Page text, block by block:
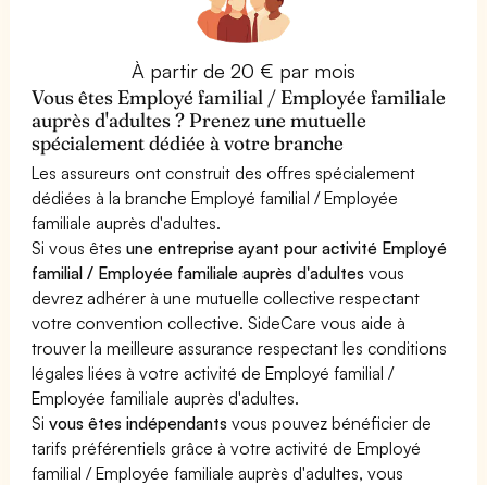
À partir de 20 € par mois
Vous êtes Employé familial / Employée familiale
auprès d'adultes ? Prenez une mutuelle
spécialement dédiée à votre branche
Les assureurs ont construit des offres spécialement
dédiées à la branche Employé familial / Employée
familiale auprès d'adultes.
Si vous êtesune entreprise ayant pour activité Employé
familial / Employée familiale auprès d'adultes vous
devrez adhérer à une mutuelle collective respectant
votre convention collective. SideCare vous aide à
trouver la meilleure assurance respectant les conditions
légales liées à votre activité de Employé familial /
Employée familiale auprès d'adultes.
Sivous êtes indépendants vous pouvez bénéficier de
tarifs préférentiels grâce à votre activité de Employé
familial / Employée familiale auprès d'adultes, vous